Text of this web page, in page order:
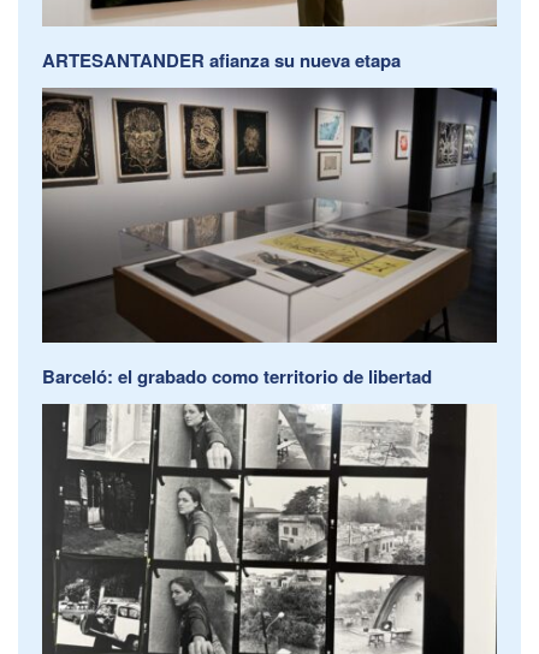
ARTESANTANDER afianza su nueva etapa
Barceló: el grabado como territorio de libertad